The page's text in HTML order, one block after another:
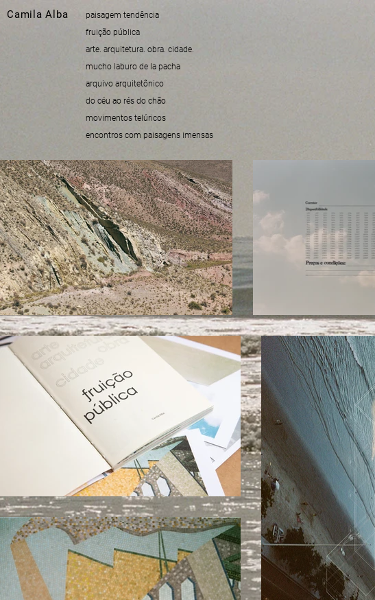
Camila Alba
paisagem tendência
fruição pública
arte. arquitetura. obra. cidade.
mucho laburo de la pacha
arquivo arquitetônico
do céu ao rés do chão
movimentos telúricos
encontros com paisagens imensas